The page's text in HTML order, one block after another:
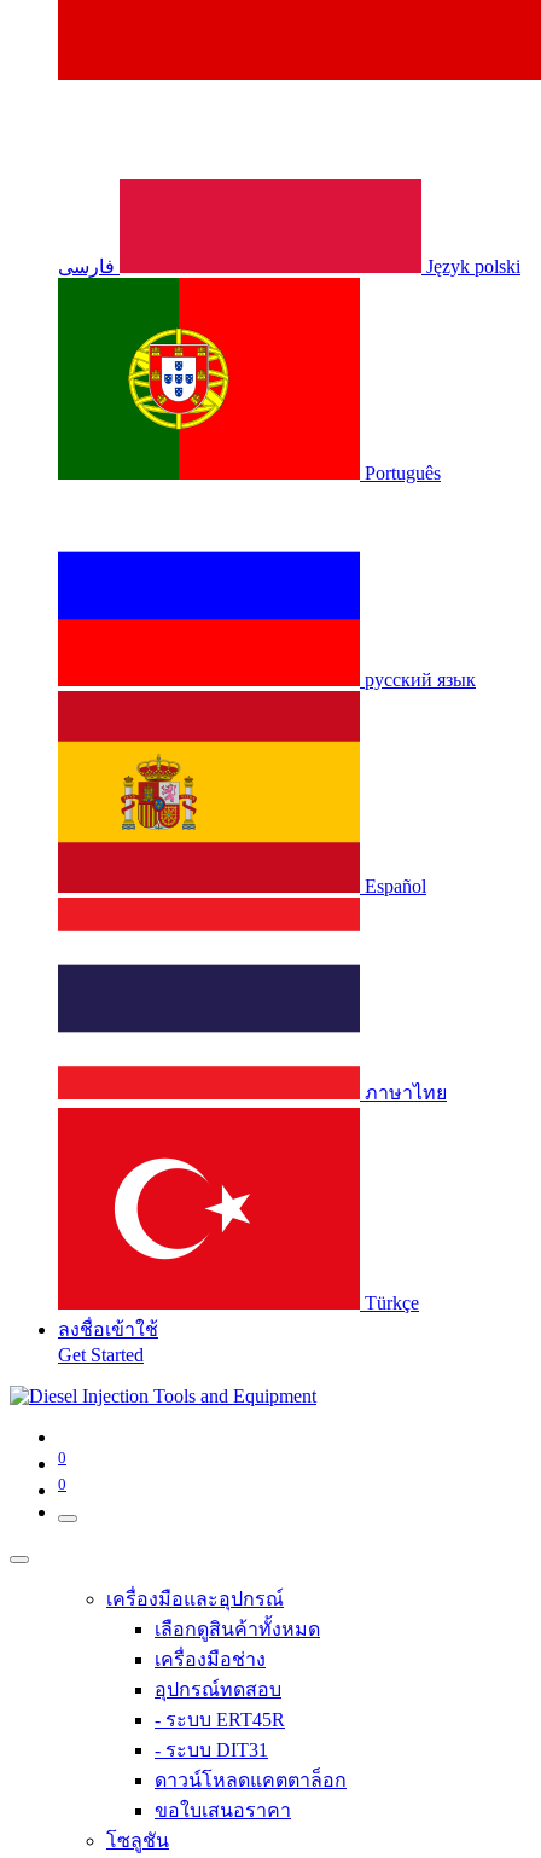
فارسی Język polski
Português
русский язык
Español
ภาษาไทย
Türkçe
ลงชื่อเข้าใช้
Get Started
0
0
เครื่องมือและอุปกรณ์
เลือกดูสินค้าทั้งหมด
เครื่องมือช่าง
อุปกรณ์ทดสอบ
- ระบบ ERT45R
- ระบบ DIT31
ดาวน์โหลดแคตตาล็อก
ขอใบเสนอราคา
โซลูชัน